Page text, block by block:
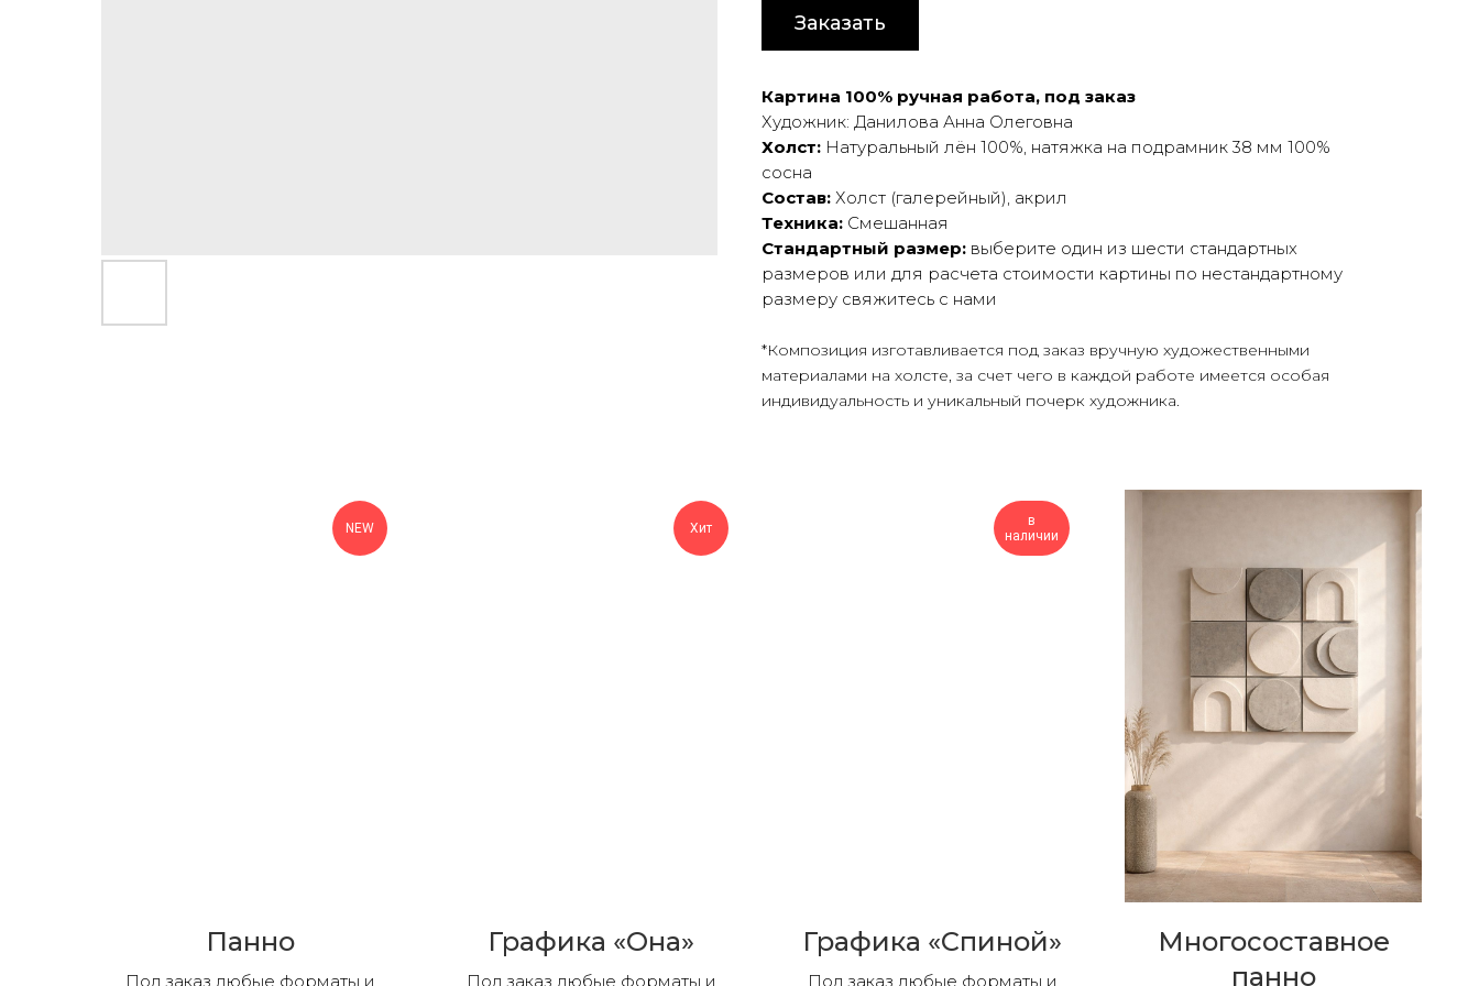
Заказать
Картина 100% ручная работа, под заказ
Художник: Данилова Анна Олеговна
Холст: Натуральный лён 100%, натяжка на подрамник 38 мм 100%
сосна
Состав: Холст (галерейный), акрил
Техника: Смешанная
Стандартный размер: выберите один из шести стандартных
размеров или для расчета стоимости картины по нестандартному
размеру свяжитесь с нами
*Композиция изготавливается под заказ вручную художественными
материалами на холсте, за счет чего в каждой работе имеется особая
индивидуальность и уникальный почерк художника.
NEW
Панно
Под заказ любые форматы и
Хит
Графика «Она»
Под заказ любые форматы и
в
наличии
Графика «Спиной»
Под заказ любые форматы и
Многосоставное
панно